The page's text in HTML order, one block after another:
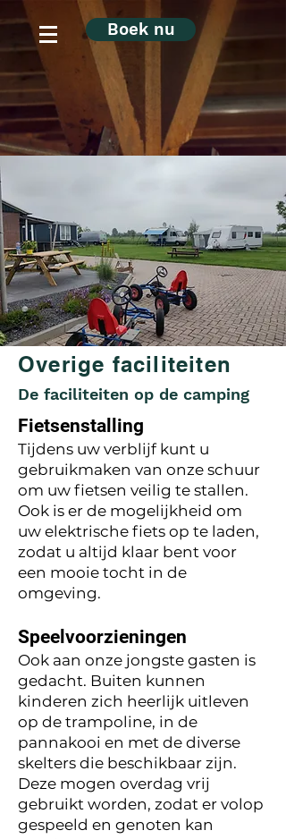
Boek nu
Overige faciliteiten
De faciliteiten op de camping
Fietsenstalling
Tijdens uw verblijf kunt u
gebruikmaken van onze schuur
om uw fietsen veilig te stallen.
Ook is er de mogelijkheid om
uw elektrische fiets op te laden,
zodat u altijd klaar bent voor
een mooie tocht in de
omgeving.
Speelvoorzieningen
Ook aan onze jongste gasten is
gedacht. Buiten kunnen
kinderen zich heerlijk uitleven
op de trampoline, in de
pannakooi en met de diverse
skelters die beschikbaar zijn.
Deze mogen overdag vrij
gebruikt worden, zodat er volop
gespeeld en genoten kan